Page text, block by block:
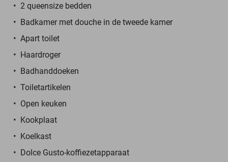
2 queensize bedden
Badkamer met douche in de tweede kamer
Apart toilet
Haardroger
Badhanddoeken
Toiletartikelen
Open keuken
Kookplaat
Koelkast
Dolce Gusto-koffiezetapparaat